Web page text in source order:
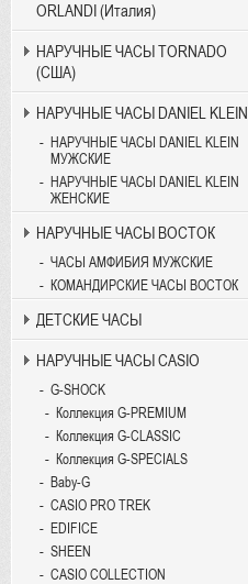
ORLANDI (Италия)
НАРУЧНЫЕ ЧАСЫ TORNADO
(США)
НАРУЧНЫЕ ЧАСЫ DANIEL KLEIN
НАРУЧНЫЕ ЧАСЫ DANIEL KLEIN
МУЖСКИЕ
НАРУЧНЫЕ ЧАСЫ DANIEL KLEIN
ЖЕНСКИЕ
НАРУЧНЫЕ ЧАСЫ ВОСТОК
ЧАСЫ АМФИБИЯ МУЖСКИЕ
КОМАНДИРСКИЕ ЧАСЫ ВОСТОК
ДЕТСКИЕ ЧАСЫ
НАРУЧНЫЕ ЧАСЫ CASIO
G-SHOCK
Коллекция G-PREMIUM
Коллекция G-CLASSIC
Коллекция G-SPECIALS
Baby-G
CASIO PRO TREK
EDIFICE
SHEEN
CASIO COLLECTION